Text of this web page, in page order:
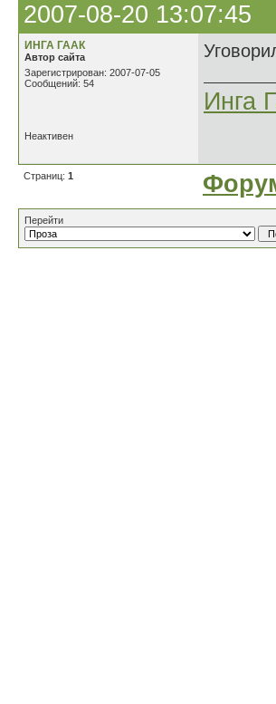
2007-08-20 13:07:45
ИНГА ГААК
Автор сайта
Зарегистрирован: 2007-07-05
Сообщений: 54
Инга
Неактивен
Страниц: 1
Перейти